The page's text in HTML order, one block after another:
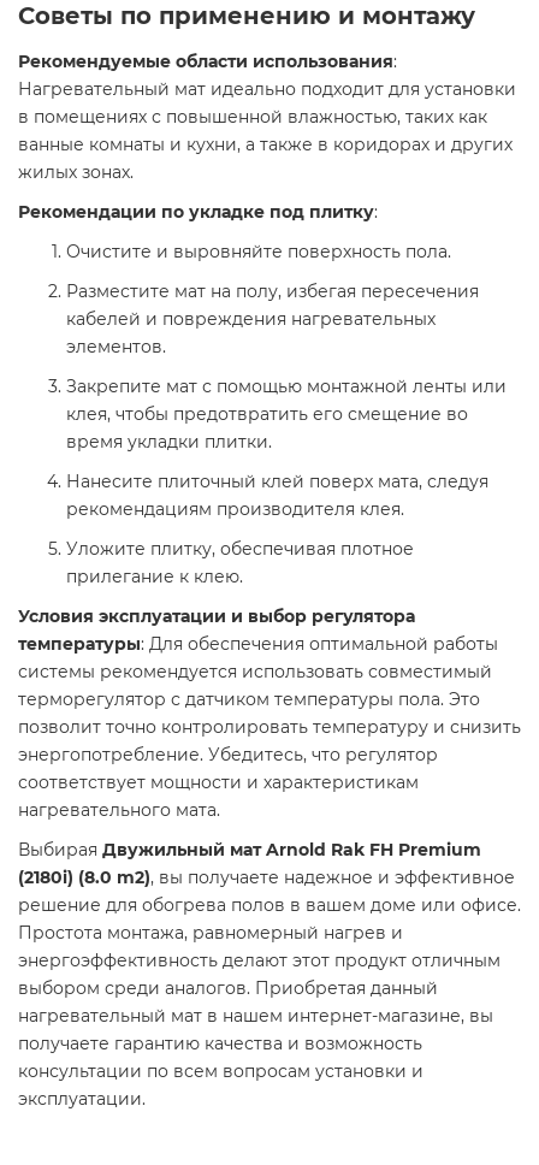
Советы по применению и монтажу
Рекомендуемые области использования:
Нагревательный мат идеально подходит для установки
в помещениях с повышенной влажностью, таких как
ванные комнаты и кухни, а также в коридорах и других
жилых зонах.​
Рекомендации по укладке под плитку:
Очистите и выровняйте поверхность пола.​
Разместите мат на полу, избегая пересечения
кабелей и повреждения нагревательных
элементов.​
Закрепите мат с помощью монтажной ленты или
клея, чтобы предотвратить его смещение во
время укладки плитки.​
Нанесите плиточный клей поверх мата, следуя
рекомендациям производителя клея.​
Уложите плитку, обеспечивая плотное
прилегание к клею.​
Условия эксплуатации и выбор регулятора
температуры: Для обеспечения оптимальной работы
системы рекомендуется использовать совместимый
терморегулятор с датчиком температуры пола. Это
позволит точно контролировать температуру и снизить
энергопотребление. Убедитесь, что регулятор
соответствует мощности и характеристикам
нагревательного мата.​
Выбирая Двужильный мат Arnold Rak FH Premium
(2180i) (8.0 m2), вы получаете надежное и эффективное
решение для обогрева полов в вашем доме или офисе.
Простота монтажа, равномерный нагрев и
энергоэффективность делают этот продукт отличным
выбором среди аналогов. Приобретая данный
нагревательный мат в нашем интернет-магазине, вы
получаете гарантию качества и возможность
консультации по всем вопросам установки и
эксплуатации.